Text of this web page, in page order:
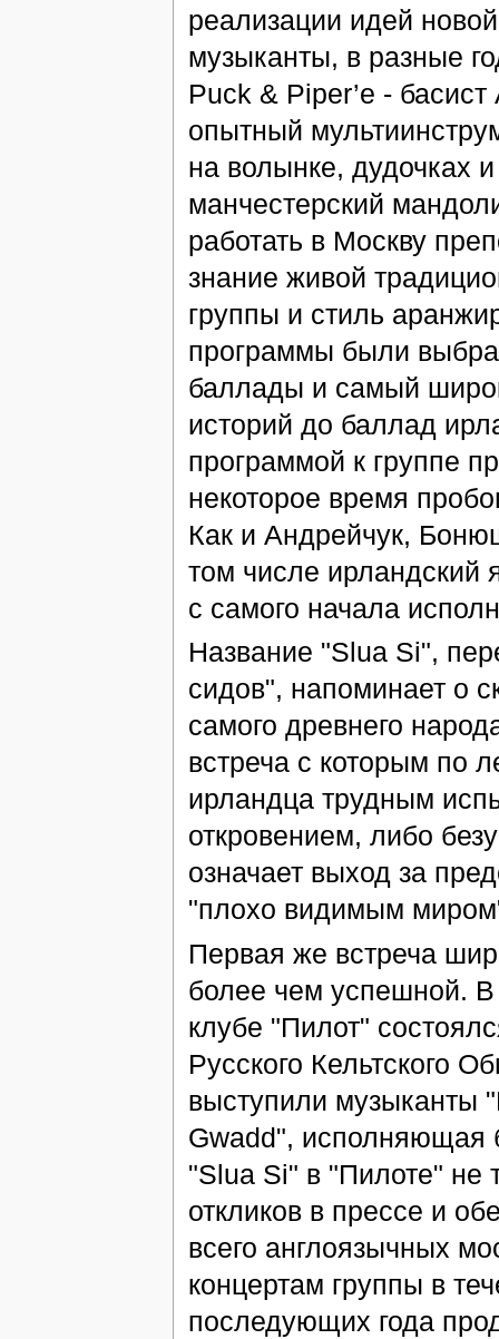
реализации идей
музыканты, в разные
Puck & Piper’e -
опытный
на волынке, дудочках
манчестерский
работать в Москву
знание живой
группы и стиль
программы были
баллады и самый
историй до баллад
программой к группе
некоторое время
Как и Андрейчук,
том числе ирландский
с самого начала
Название "Slua Si",
сидов", напоминает о
самого древнего
встреча с которым по
ирландца трудным
откровением, либо
означает выход за
"плохо видимым
Первая же встреча
более чем успешной. В
клубе "Пилот"
Русского Кельтского
выступили музыканты
Gwadd", исполняющая
"Slua Si" в "Пилоте" не
откликов в прессе и
всего англоязычных
концертам группы в
последующих года